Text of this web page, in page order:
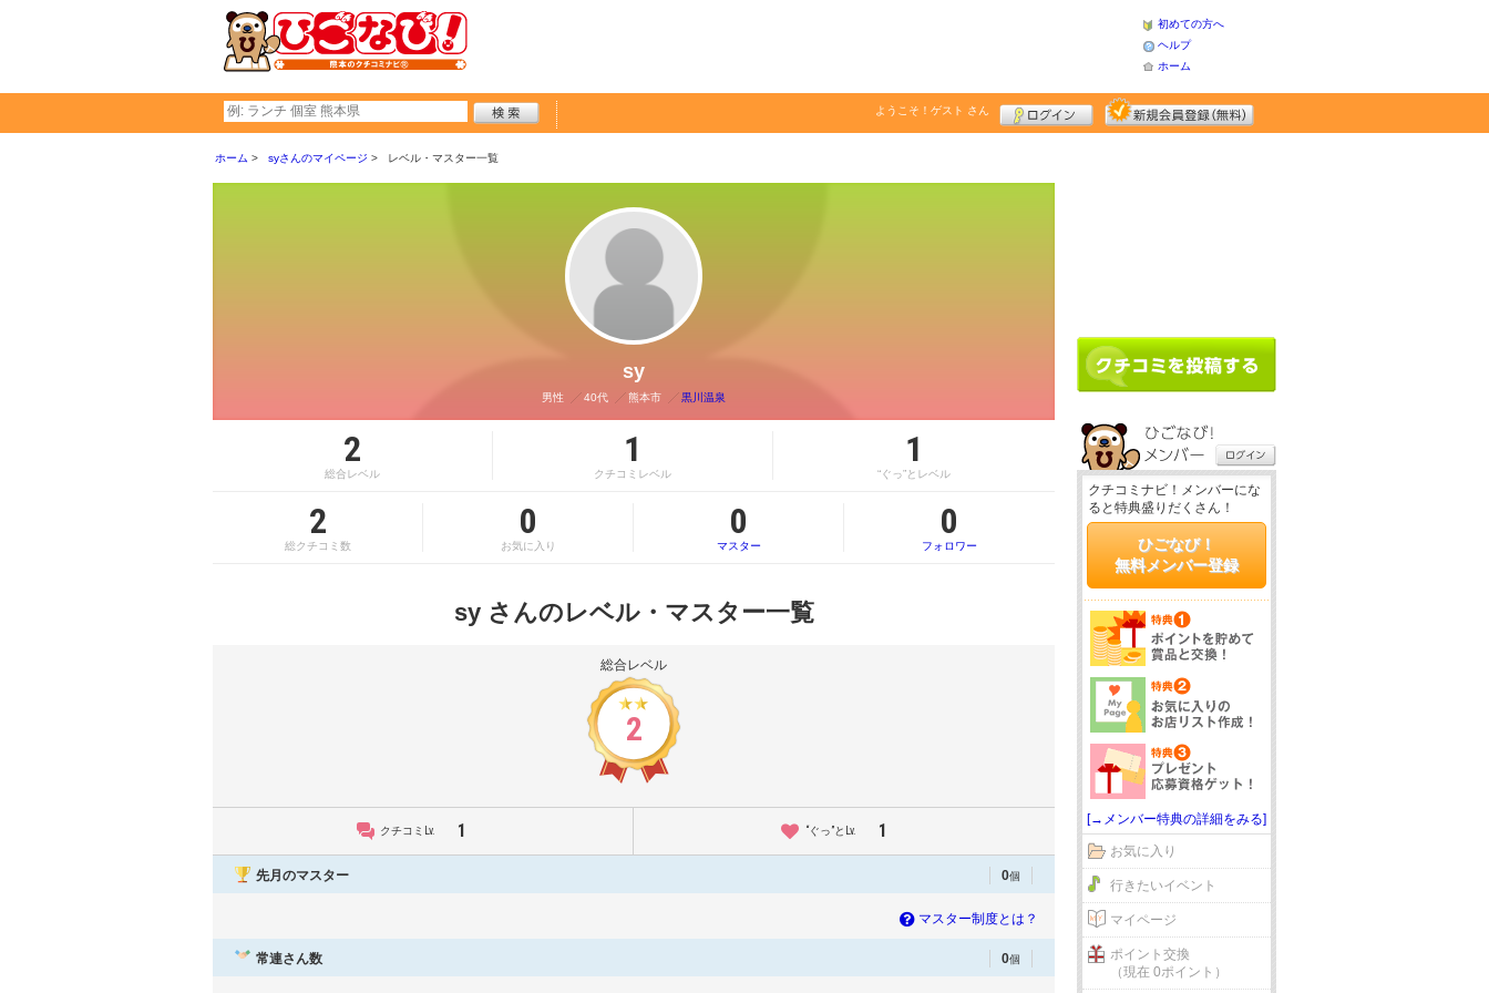
初めての方へ
ヘルプ
ホーム
ようこそ！ ゲスト さん
ホーム syさんのマイページ レベル・マスター一覧
sy
男性 40代 熊本市 黒川温泉
2
総合レベル
1
クチコミレベル
1
“ぐっ”とレベル
2
総クチコミ数
0
お気に入り
0
マスター
0
フォロワー
sy さんのレベル・マスター一覧
総合レベル
2
クチコミLv. 1 “ぐっ”とLv. 1
先月のマスター 0個
マスター制度とは？
常連さん数 0個
クチコミナビ！メンバーにな
ると特典盛りだくさん！
ひごなび！
無料メンバー登録
[→メンバー特典の詳細をみる]
お気に入り
行きたいイベント
マイページ
ポイント交換
（現在 0ポイント）